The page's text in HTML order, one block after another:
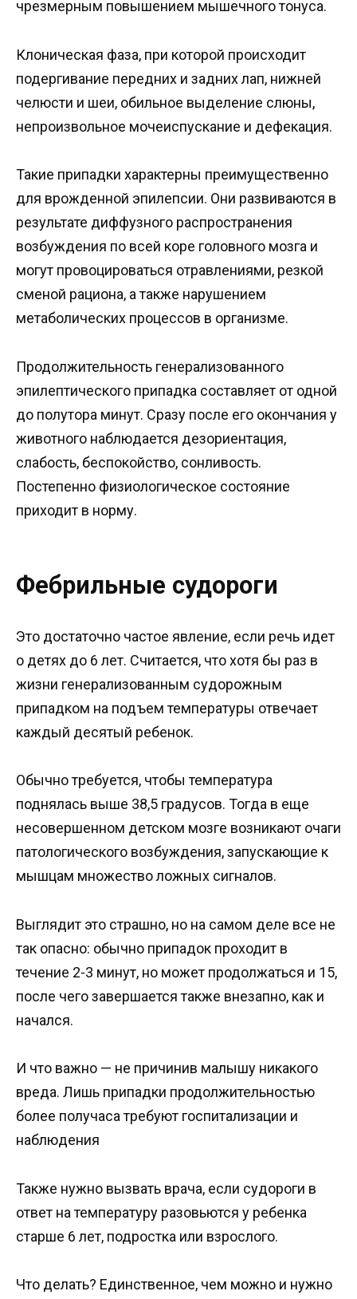
чрезмерным повышением мышечного тонуса.
Клоническая фаза, при которой происходит
подергивание передних и задних лап, нижней
челюсти и шеи, обильное выделение слюны,
непроизвольное мочеиспускание и дефекация.
Такие припадки характерны преимущественно
для врожденной эпилепсии. Они развиваются в
результате диффузного распространения
возбуждения по всей коре головного мозга и
могут провоцироваться отравлениями, резкой
сменой рациона, а также нарушением
метаболических процессов в организме.
Продолжительность генерализованного
эпилептического припадка составляет от одной
до полутора минут. Сразу после его окончания у
животного наблюдается дезориентация,
слабость, беспокойство, сонливость.
Постепенно физиологическое состояние
приходит в норму.
Фебрильные судороги
Это достаточно частое явление, если речь идет
о детях до 6 лет. Считается, что хотя бы раз в
жизни генерализованным судорожным
припадком на подъем температуры отвечает
каждый десятый ребенок.
Обычно требуется, чтобы температура
поднялась выше 38,5 градусов. Тогда в еще
несовершенном детском мозге возникают очаги
патологического возбуждения, запускающие к
мышцам множество ложных сигналов.
Выглядит это страшно, но на самом деле все не
так опасно: обычно припадок проходит в
течение 2-3 минут, но может продолжаться и 15,
после чего завершается также внезапно, как и
начался.
И что важно — не причинив малышу никакого
вреда. Лишь припадки продолжительностью
более получаса требуют госпитализации и
наблюдения
Также нужно вызвать врача, если судороги в
ответ на температуру разовьются у ребенка
старше 6 лет, подростка или взрослого.
Что делать? Единственное, чем можно и нужно